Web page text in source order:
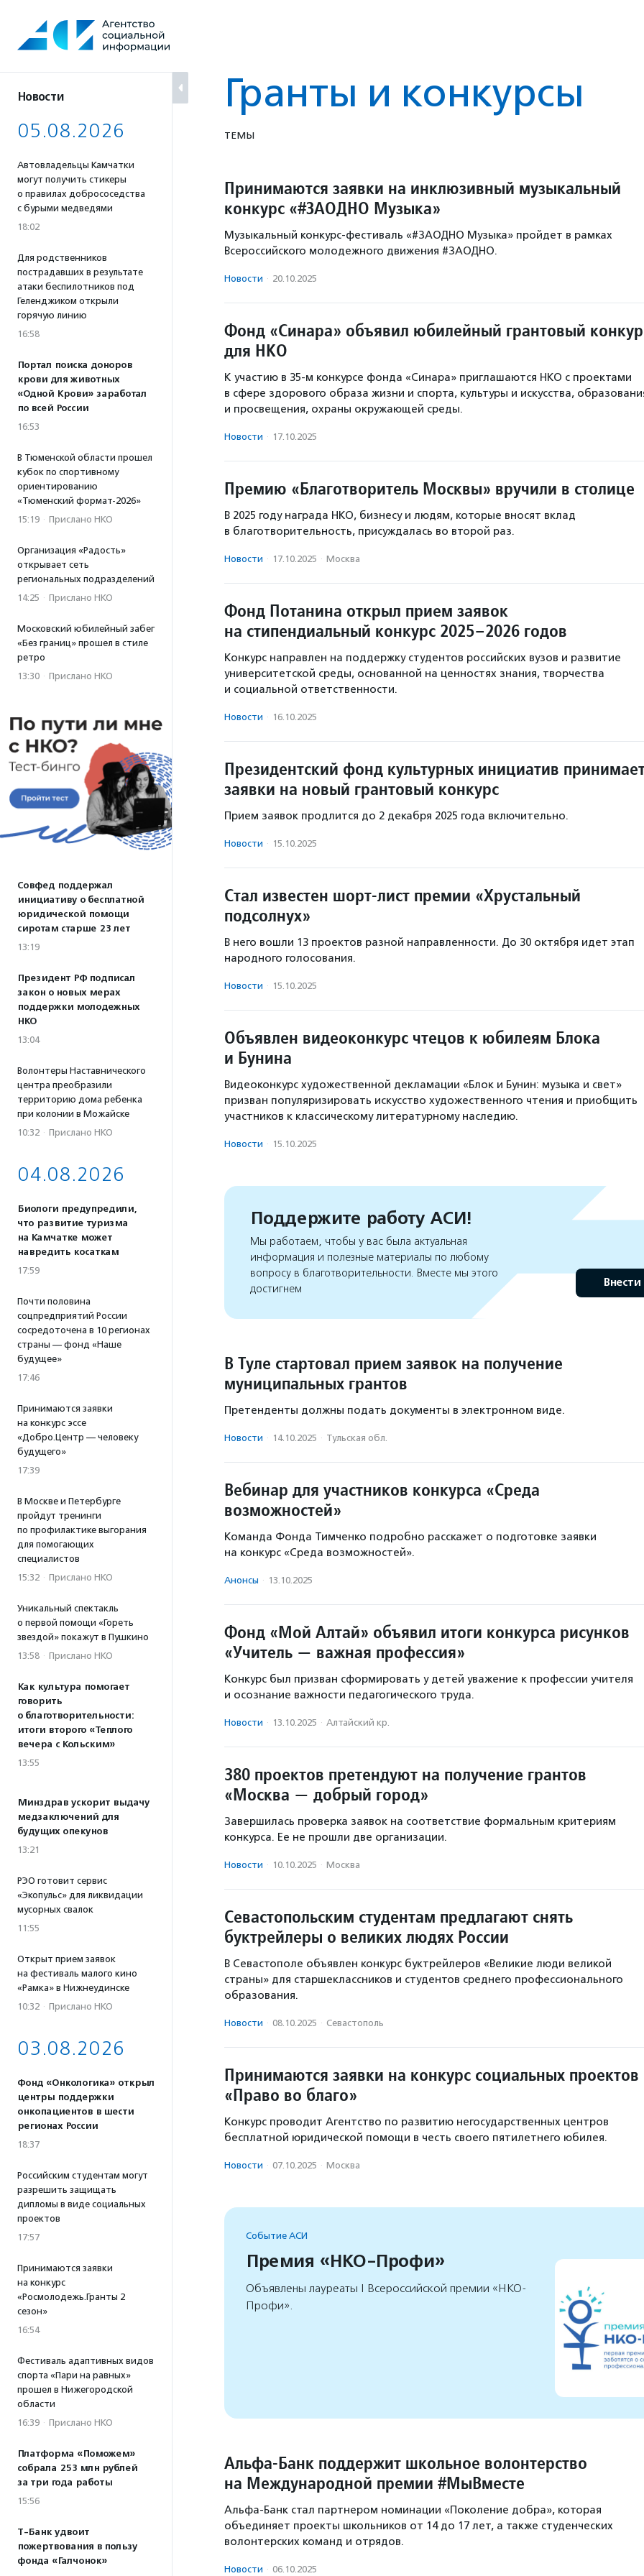
содержанию
Новости
05.08.2026
Автовладельцы Камчатки
могут получить стикеры
о правилах добрососедства
с бурыми медведями
18:02
Для родственников
пострадавших в результате
атаки беспилотников под
Геленджиком открыли
горячую линию
16:58
Портал поиска доноров
крови для животных
«Одной Крови» заработал
по всей России
16:53
В Тюменской области прошел
кубок по спортивному
ориентированию
«Тюменский формат-2026»
15:19 · Прислано НКО
Организация «Радость»
открывает сеть
региональных подразделений
14:25 · Прислано НКО
Московский юбилейный забег
«Без границ» прошел в стиле
ретро
13:30 · Прислано НКО
Совфед поддержал
инициативу о бесплатной
юридической помощи
сиротам старше 23 лет
13:19
Президент РФ подписал
закон о новых мерах
поддержки молодежных
НКО
13:04
Волонтеры Наставнического
центра преобразили
территорию дома ребенка
при колонии в Можайске
10:32 · Прислано НКО
04.08.2026
Биологи предупредили,
что развитие туризма
на Камчатке может
навредить косаткам
17:59
Почти половина
соцпредприятий России
сосредоточена в 10 регионах
страны — фонд «Наше
будущее»
17:46
Принимаются заявки
на конкурс эссе
«Добро.Центр — человеку
будущего»
17:39
В Москве и Петербурге
пройдут тренинги
по профилактике выгорания
для помогающих
специалистов
15:32 · Прислано НКО
Уникальный спектакль
о первой помощи «Гореть
звездой» покажут в Пушкино
13:58 · Прислано НКО
Как культура помогает
говорить
о благотворительности:
итоги второго «Теплого
вечера с Кольским»
13:55
Минздрав ускорит выдачу
медзаключений для
будущих опекунов
13:21
РЭО готовит сервис
«Экопульс» для ликвидации
мусорных свалок
11:55
Открыт прием заявок
на фестиваль малого кино
«Рамка» в Нижнеудинске
10:32 · Прислано НКО
03.08.2026
Фонд «Онкологика» открыл
центры поддержки
онкопациентов в шести
регионах России
18:37
Российским студентам могут
разрешить защищать
дипломы в виде социальных
проектов
17:57
Принимаются заявки
на конкурс
«Росмолодежь.Гранты 2
сезон»
16:54
Фестиваль адаптивных видов
спорта «Пари на равных»
прошел в Нижегородской
области
16:39 · Прислано НКО
Платформа «Поможем»
собрала 253 млн рублей
за три года работы
15:56
Т-Банк удвоит
пожертвования в пользу
фонда «Галчонок»
Гранты и конкурсы
ТЕМЫ
Принимаются заявки на инклюзивный музыкальный
конкурс «#ЗАОДНО Музыка»
Музыкальный конкурс-фестиваль «#ЗАОДНО Музыка» пройдет в рамках
Всероссийского молодежного движения #ЗАОДНО.
Новости · 20.10.2025
Фонд «Синара» объявил юбилейный грантовый
для НКО
К участию в 35-м конкурсе фонда «Синара» приглашаются НКО с проектами
в сфере здорового образа жизни и спорта, культуры и искусства,
и просвещения, охраны окружающей среды.
Новости · 17.10.2025
Премию «Благотворитель Москвы» вручили в столице
В 2025 году награда НКО, бизнесу и людям, которые вносят вклад
в благотворительность, присуждалась во второй раз.
Новости · 17.10.2025 · Москва
Фонд Потанина открыл прием заявок
на стипендиальный конкурс 2025–2026 годов
Конкурс направлен на поддержку студентов российских вузов и развитие
университетской среды, основанной на ценностях знания, творчества
и социальной ответственности.
Новости · 16.10.2025
Президентский фонд культурных инициатив
заявки на новый грантовый конкурс
Прием заявок продлится до 2 декабря 2025 года включительно.
Новости · 15.10.2025
Стал известен шорт-лист премии «Хрустальный
подсолнух»
В него вошли 13 проектов разной направленности. До 30 октября идет этап
народного голосования.
Новости · 15.10.2025
Объявлен видеоконкурс чтецов к юбилеям Блока
и Бунина
Видеоконкурс художественной декламации «Блок и Бунин: музыка и свет»
призван популяризировать искусство художественного чтения и приобщить
участников к классическому литературному наследию.
Новости · 15.10.2025
Поддержите работу АСИ!
Мы работаем, чтобы у вас была актуальная
информация и полезные материалы по любому
вопросу в благотворительности. Вместе мы этого
достигнем
Внести
В Туле стартовал прием заявок на получение
муниципальных грантов
Претенденты должны подать документы в электронном виде.
Новости · 14.10.2025 · Тульская обл.
Вебинар для участников конкурса «Среда
возможностей»
Команда Фонда Тимченко подробно расскажет о подготовке заявки
на конкурс «Среда возможностей».
Анонсы · 13.10.2025
Фонд «Мой Алтай» объявил итоги конкурса рисунков
«Учитель — важная профессия»
Конкурс был призван сформировать у детей уважение к профессии учителя
и осознание важности педагогического труда.
Новости · 13.10.2025 · Алтайский кр.
380 проектов претендуют на получение грантов
«Москва — добрый город»
Завершилась проверка заявок на соответствие формальным критериям
конкурса. Ее не прошли две организации.
Новости · 10.10.2025 · Москва
Севастопольским студентам предлагают снять
буктрейлеры о великих людях России
В Севастополе объявлен конкурс буктрейлеров «Великие люди великой
страны» для старшеклассников и студентов среднего профессионального
образования.
Новости · 08.10.2025 · Севастополь
Принимаются заявки на конкурс социальных проектов
«Право во благо»
Конкурс проводит Агентство по развитию негосударственных центров
бесплатной юридической помощи в честь своего пятилетнего юбилея.
Новости · 07.10.2025 · Москва
Событие АСИ
Премия «НКО-Профи»
Объявлены лауреаты I Всероссийской премии «НКО-
Профи».
Альфа-Банк поддержит школьное волонтерство
на Международной премии #МыВместе
Альфа-Банк стал партнером номинации «Поколение добра», которая
объединяет проекты школьников от 14 до 17 лет, а также студенческих
волонтерских команд и отрядов.
Новости · 06.10.2025